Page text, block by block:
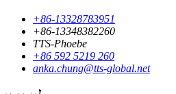
+86-13328783951
+86-13348382260
TTS-Phoebe
+86 592 5219 260
anka.chung@tts-global.net